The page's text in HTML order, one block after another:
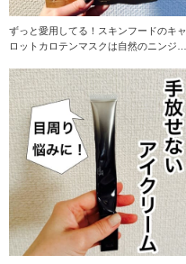
ずっと愛用してる！スキンフードのキャ
ロットカロテンマスクは自然のニンジン